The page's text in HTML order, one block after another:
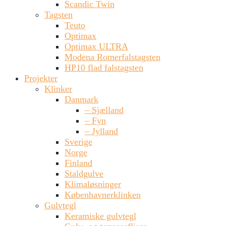
Scandic Twin
Tagsten
Teuto
Optimax
Optimax ULTRA
Modena Romerfalstagsten
HP10 flad falstagsten
Projekter
Klinker
Danmark
– Sjælland
– Fyn
– Jylland
Sverige
Norge
Finland
Staldgulve
Klimaløsninger
Københavnerklinken
Gulvtegl
Keramiske gulvtegl